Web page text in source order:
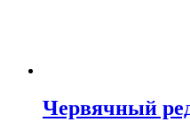
Червячный